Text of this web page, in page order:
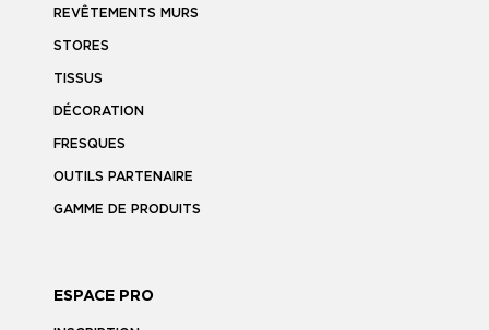
REVÊTEMENTS MURS
STORES
TISSUS
DÉCORATION
FRESQUES
OUTILS PARTENAIRE
GAMME DE PRODUITS
ESPACE PRO